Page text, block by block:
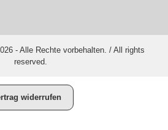
- Alle Rechte vorbehalten. / All rights
reserved.
widerrufen